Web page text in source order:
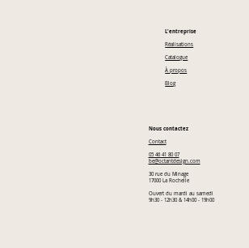
L'entreprise
Réalisations
Catalogue
À propos
Blog
Nous contactez
Contact
05 46 41 80 07
be@octantdesign.com
30 rue du Minage
17000 La Rochelle
Ouvert du mardi au samedi
9h30 - 12h30 & 14h00 - 19h00